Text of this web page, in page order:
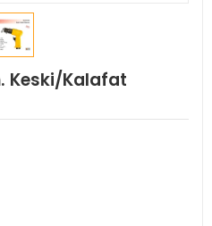
Keski/Kalafat